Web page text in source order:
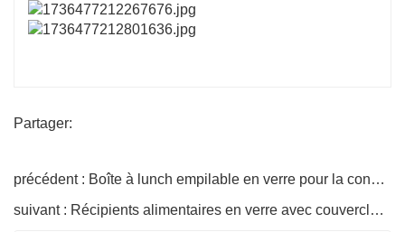
Partager:
précédent : Boîte à lunch empilable en verre pour la conservation des aliments
suivant : Récipients alimentaires en verre avec couvercles en verre pour la préparation des repas